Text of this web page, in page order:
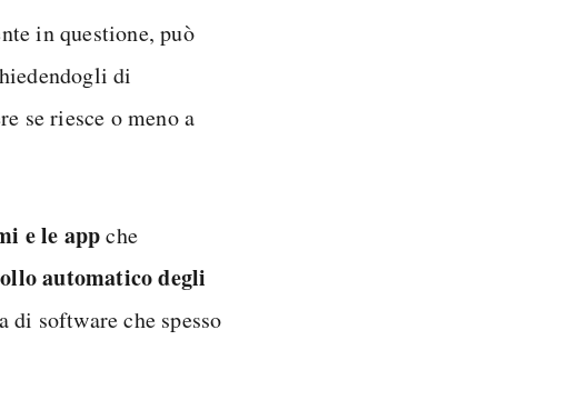
in questione, può
di
se riesce o meno a
e le appche
automatico degli
di software che spesso